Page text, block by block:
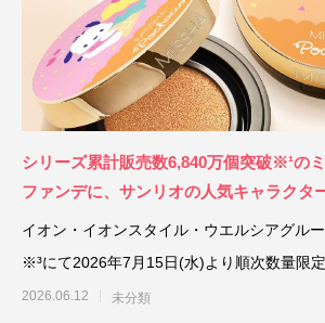
シリーズ累計販売数6,840万個突破※¹の
ファンデに、サンリオの人気キャラクタ
定パッケージが新登場！
イオン・イオンスタイル・ウエルシアグル
※³にて2026年7月15日(水)より順次数量限
2026.06.12 未分類